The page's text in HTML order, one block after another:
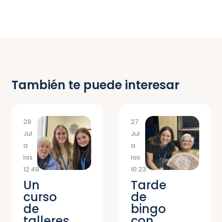
También te puede interesar
29
Jul
a
las
12:49
Un
curso
de
27
Jul
a
las
10:23
Tarde
de
bingo